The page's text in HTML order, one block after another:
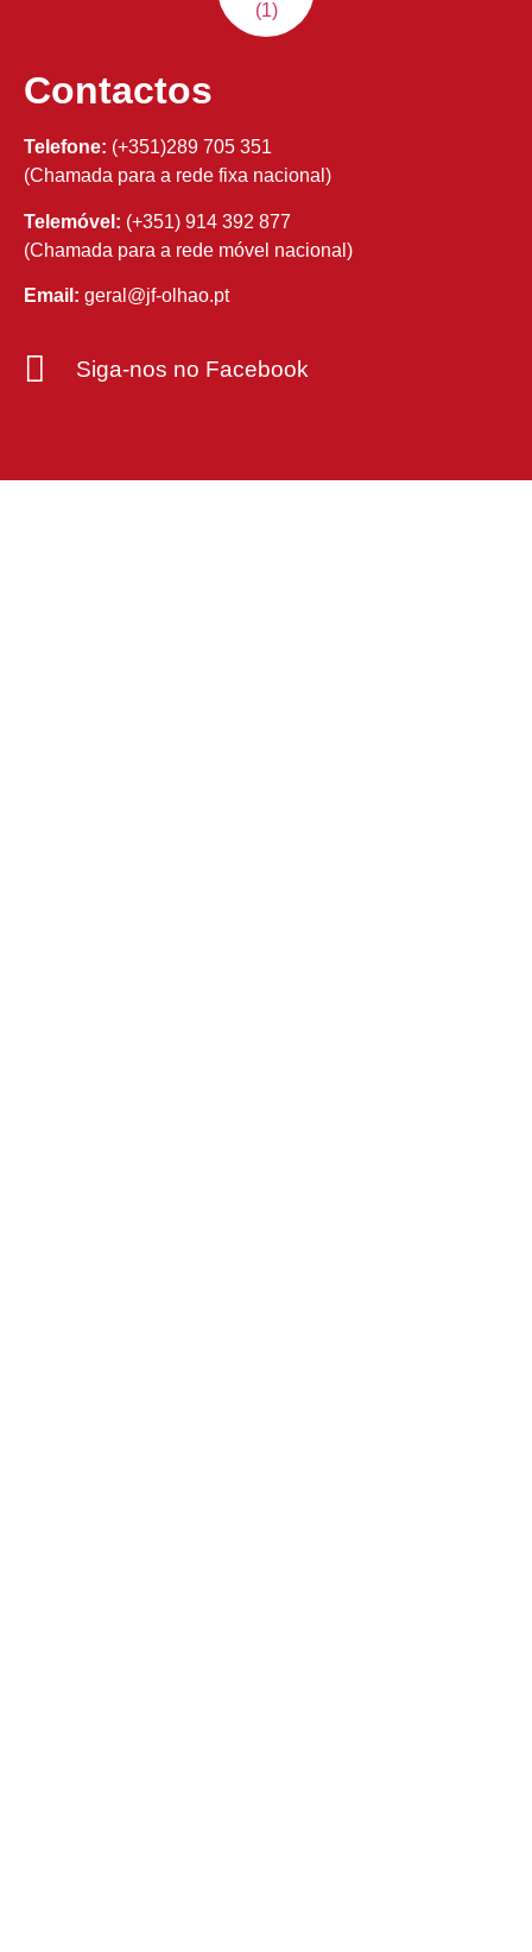
Contactos
Telefone: (+351)289 705 351
(Chamada para a rede fixa nacional)
Telemóvel: (+351) 914 392 877
(Chamada para a rede móvel nacional)
Email: geral@jf-olhao.pt
Siga-nos no Facebook